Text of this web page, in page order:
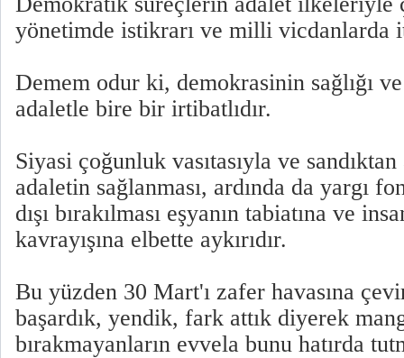
yönetimde istikrarı ve milli vicdanlarda
Demem odur ki, demokrasinin sağlığı
adaletle bire bir irtibatlıdır.
Siyasi çoğunluk vasıtasıyla ve
adaletin sağlanması, ardında da yargı
dışı bırakılması eşyanın tabiatına ve
kavrayışına elbette aykırıdır.
Bu yüzden 30 Mart'ı zafer havasına
başardık, yendik, fark attık diyerek
bırakmayanların evvela bunu hatırda